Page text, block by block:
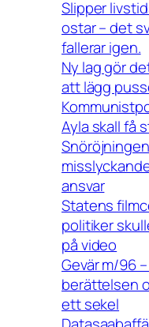
Slipper
ostar – det
fallerar igen.
Ny lag gör
att lägg
Ayla skall få
ansvar
Statens
politiker
på video
Gevär m/96
berättelsen
ett sekel